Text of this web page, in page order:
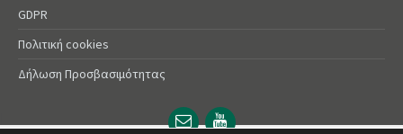
GDPR
Πολιτική cookies
Δήλωση Προσβασιμότητας
Email
url
YouTube
url